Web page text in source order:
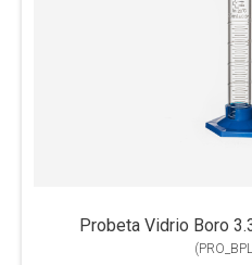
Probeta Vidrio Boro
(